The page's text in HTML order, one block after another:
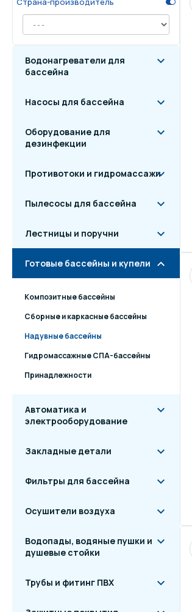
Системы безопасности
Водонагреватели для
бассейна
Насосы для бассейна
Оборудование для
дезинфекции
Противотоки и гидромассажи
Пылесосы для бассейна
Лестницы и поручни
Готовые бассейны и купели
Композитные бассейны
Сборные и каркасные бассейны
Надувные бассейны
Гидромассажные СПА-бассейны
Принадлежности
Автоматика и
электрооборудование
Закладные детали
Фильтры для бассейна
Осушители воздуха
Водопады, водяные пушки и
душевые стойки
Трубы и фитинг ПВХ